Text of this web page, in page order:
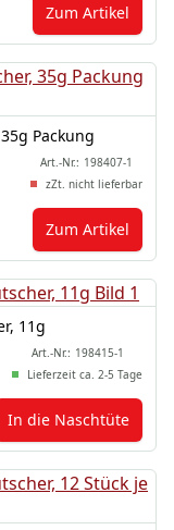
Zum Artikel
Packung
Art.-Nr.: 198407-1
zZt. nicht lieferbar
Zum Artikel
11g
Art.-Nr.: 198415-1
Lieferzeit ca. 2-5 Tage
In die Naschtüte